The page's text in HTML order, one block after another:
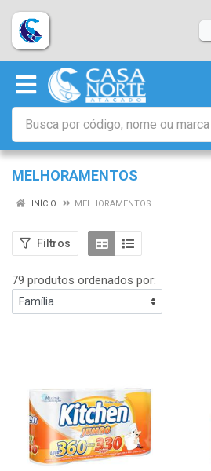
MELHORAMENTOS
INÍCIO MELHORAMENTOS
Filtros
79 produtos ordenados por: